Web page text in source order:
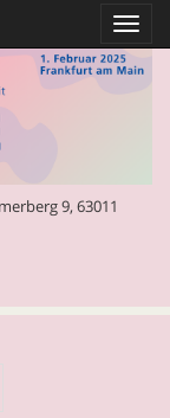
9, 63011